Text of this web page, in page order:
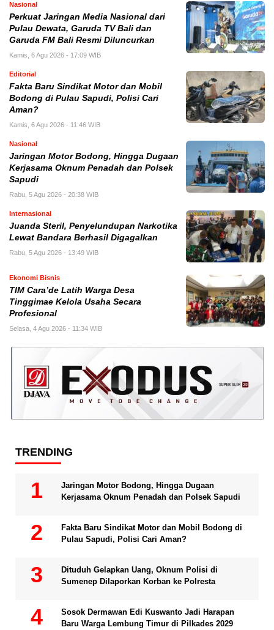
Nasional
Perkuat Jaringan Media Nasional dari
Pulau Dewata, Garuda TV Bali dan
Garuda FM Bali Resmi Diluncurkan
Kamis, 6 Agu 2026 - 17:09 WIB
Editorial
Fakta Baru Sindikat Motor dan Mobil
Bodong di Pulau Sapudi, Polisi Cari
Aman?
Kamis, 6 Agu 2026 - 11:46 WIB
Nasional
Jaringan Motor Bodong, Hingga Dugaan
Kerjasama Oknum Penadah dan Polsek
Sapudi
Rabu, 5 Agu 2026 - 20:38 WIB
Internasional
Juanda Steril, Penyelundupan Narkotika
Lewat Bandara Berhasil Digagalkan
Rabu, 5 Agu 2026 - 13:49 WIB
Ekonomi Bisnis
TIM Cara’de Latih Warga Desa
Tinggimae Kelola Usaha Secara
Profesional
Selasa, 4 Agu 2026 - 11:34 WIB
TRENDING
Jaringan Motor Bodong, Hingga Dugaan
Kerjasama Oknum Penadah dan Polsek Sapudi
Fakta Baru Sindikat Motor dan Mobil Bodong di
Pulau Sapudi, Polisi Cari Aman?
Dituduh Gelapkan Uang, Oknum Polisi di
Sumenep Dilaporkan Korban ke Polresta
Sosok Dermawan Edi Kuswanto Jadi Harapan
Baru Warga Lembung Timur di Pilkades 2029